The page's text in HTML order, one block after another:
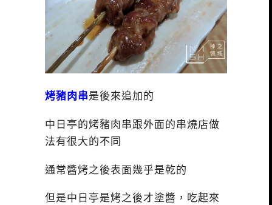
烤豬肉串是後來追加的
中日亭的烤豬肉串跟外面的串燒店做
法有很大的不同
通常醬烤之後表面幾乎是乾的
但是中日亭是烤之後才塗醬，吃起來